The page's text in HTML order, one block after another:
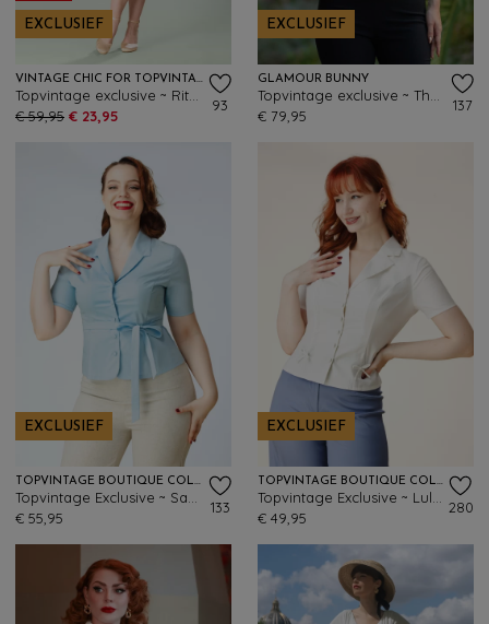
EXCLUSIEF
VINTAGE CHIC FOR TOPVINTAGE
€ 59,95 € 23,95
93
EXCLUSIEF
GLAMOUR BUNNY
€ 79,95
137
EXCLUSIEF
TOPVINTAGE BOUTIQUE COLLECTION
€ 55,95
133
EXCLUSIEF
TOPVINTAGE BOUTIQUE COLLECTION
€ 49,95
280